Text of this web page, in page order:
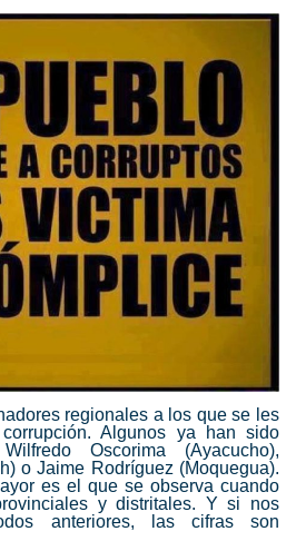
regionales a los que se les
corrupción. Algunos ya han sido
Oscorima (Ayacucho),
o Jaime Rodríguez (Moquegua).
es el que se observa cuando
y distritales. Y si nos
anteriores, las cifras son